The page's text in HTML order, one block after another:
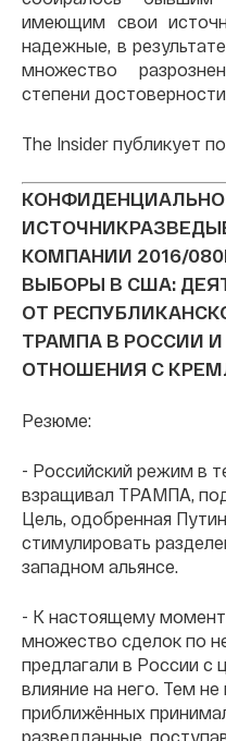
имеющим свои
надежные, в
множество
степени
The Insider публикует
ИСТОЧНИК
КОМПАНИИ 2016/080
ВЫБОРЫ В США:
ОТ
ТРАМПА В РОССИИ
ОТНОШЕНИЯ С
Резюме:
- Российский режим в
взращивал ТРАМПА,
Цель, одобренная
стимулировать
западном альянсе.
- К настоящему
множество сделок по
предлагали в России с
влияние на него. Тем не
приближённых
разведданные,